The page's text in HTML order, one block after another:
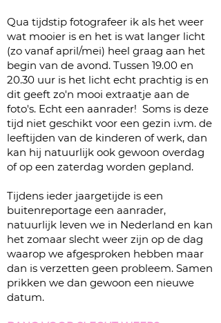
Qua tijdstip fotografeer ik als het weer
wat mooier is en het is wat langer licht
(zo vanaf april/mei) heel graag aan het
begin van de avond. Tussen 19.00 en
20.30 uur is het licht echt prachtig is en
dit geeft zo'n mooi extraatje aan de
foto's. Echt een aanrader! Soms is deze
tijd niet geschikt voor een gezin i.vm. de
leeftijden van de kinderen of werk, dan
kan hij natuurlijk ook gewoon overdag
of op een zaterdag worden gepland.
Tijdens ieder jaargetijde is een
buitenreportage een aanrader,
natuurlijk leven we in Nederland en kan
het zomaar slecht weer zijn op de dag
waarop we afgesproken hebben maar
dan is verzetten geen probleem. Samen
prikken we dan gewoon een nieuwe
datum.